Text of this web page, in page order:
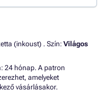
(inkoust) . Szín: Világos
24 hónap. A patron
amelyeket
vásárlásakor.